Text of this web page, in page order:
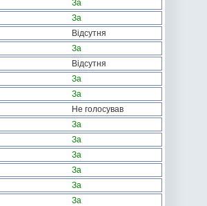
За
За
Відсутня
За
Відсутня
За
За
Не голосував
За
За
За
За
За
За